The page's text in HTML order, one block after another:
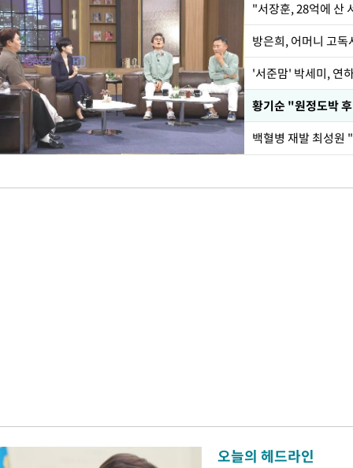
"서장훈, 28억에 산
방은희, 어머니 고
'서준맘' 박세미, 연
황기순 "원정도박
백혈병 재발 최성원
오늘의 헤드라인